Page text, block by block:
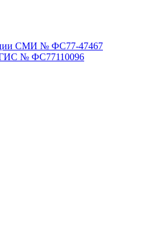
СМИ № ФС77-47467
№ ФС77110096